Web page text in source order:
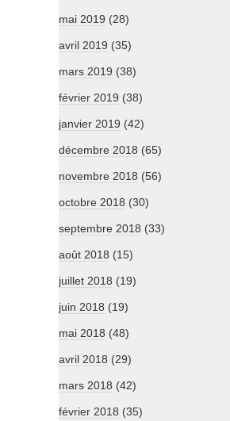
mai 2019 (28)
avril 2019 (35)
mars 2019 (38)
février 2019 (38)
janvier 2019 (42)
décembre 2018 (65)
novembre 2018 (56)
octobre 2018 (30)
septembre 2018 (33)
août 2018 (15)
juillet 2018 (19)
juin 2018 (19)
mai 2018 (48)
avril 2018 (29)
mars 2018 (42)
février 2018 (35)